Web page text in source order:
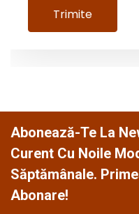
Abonează-Te La
Curent Cu Noile
Săptămânale.
Abonare!